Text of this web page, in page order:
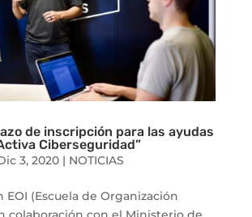
de inscripción para las ayudas
Ciberseguridad”
3, 2020| NOTICIAS
EOI (Escuela de Organización